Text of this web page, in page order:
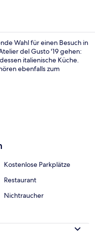
Wahl für einen Besuch in
del Gusto '19 gehen:
italienische Küche.
ebenfalls zum
Kostenlose Parkplätze
Restaurant
Nichtraucher